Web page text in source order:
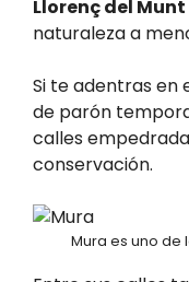
Llorenç del Munt
naturaleza a
Si te adentras en
de parón
calles
conservación.
Mura es uno de